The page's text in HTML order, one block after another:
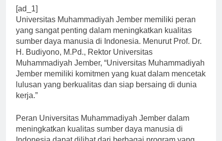
[ad_1]
Universitas Muhammadiyah Jember memiliki peran
yang sangat penting dalam meningkatkan kualitas
sumber daya manusia di Indonesia. Menurut Prof. Dr.
H. Budiyono, M.Pd., Rektor Universitas
Muhammadiyah Jember, “Universitas Muhammadiyah
Jember memiliki komitmen yang kuat dalam mencetak
lulusan yang berkualitas dan siap bersaing di dunia
kerja.”
Peran Universitas Muhammadiyah Jember dalam
meningkatkan kualitas sumber daya manusia di